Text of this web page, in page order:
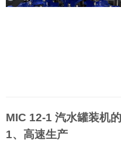
MIC 12-1 汽水罐装机
1、高速生产